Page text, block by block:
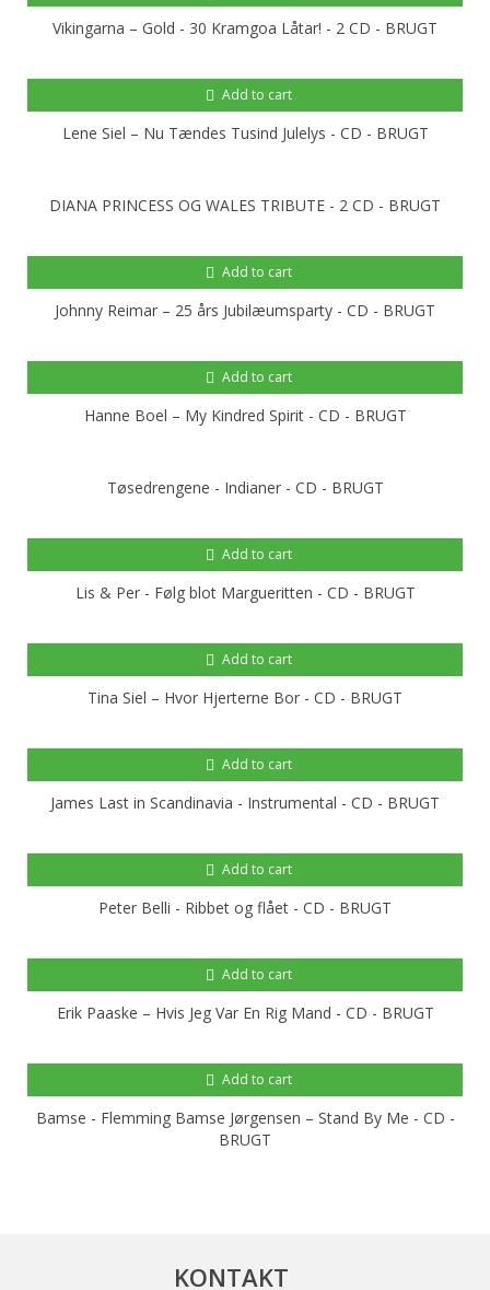
Vikingarna ‎– Gold - 30 Kramgoa Låtar! - 2 CD - BRUGT
Add to cart
Lene Siel ‎– Nu Tændes Tusind Julelys - CD - BRUGT
DIANA PRINCESS OG WALES TRIBUTE - 2 CD - BRUGT
Add to cart
Johnny Reimar ‎– 25 års Jubilæumsparty - CD - BRUGT
Add to cart
Hanne Boel ‎– My Kindred Spirit - CD - BRUGT
Tøsedrengene - Indianer - CD - BRUGT
Add to cart
Lis & Per - Følg blot Margueritten - CD - BRUGT
Add to cart
Tina Siel ‎– Hvor Hjerterne Bor - CD - BRUGT
Add to cart
James Last in Scandinavia - Instrumental - CD - BRUGT
Add to cart
Peter Belli - Ribbet og flået - CD - BRUGT
Add to cart
Erik Paaske ‎– Hvis Jeg Var En Rig Mand - CD - BRUGT
Add to cart
Bamse - Flemming Bamse Jørgensen ‎– Stand By Me - CD -
BRUGT
KONTAKT